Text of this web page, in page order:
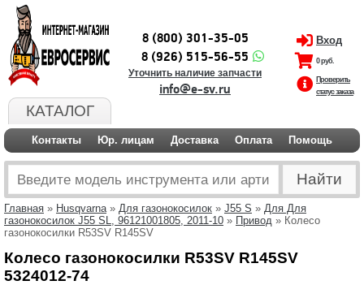
КАТАЛОГ
8 (800) 301-35-05
8 (926) 515-56-55
Уточнить наличие запчасти
info@e-sv.ru
Вход
0 руб.
Проверить
статус заказа
Контакты Юр. лицам Доставка Оплата Помощь
Главная » Husqvarna» Для газонокосилок » J55 S » Для Для
газонокосилок J55 SL, 96121001805, 2011-10 » Привод » Колесо
газонокосилки R53SV R145SV
Колесо газонокосилки R53SV R145SV
5324012-74